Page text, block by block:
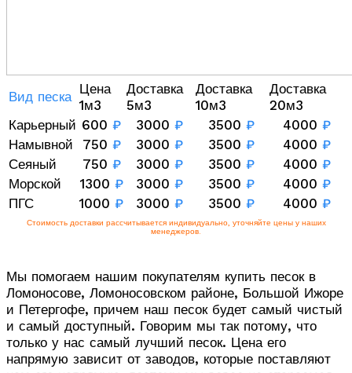
Вид песка Цена
1м3
Доставка
5м3
Доставка
10м3
Доставка
20м3
Карьерный 600 ₽ 3000 ₽ 3500 ₽ 4000 ₽
Намывной
750 ₽ 3000 ₽ 3500 ₽ 4000 ₽
Сеяный
750 ₽ 3000 ₽ 3500 ₽ 4000 ₽
Морской
1300 ₽ 3000 ₽ 3500 ₽ 4000 ₽
ПГС
1000 ₽ 3000 ₽ 3500 ₽ 4000 ₽
Стоимость доставки рассчитывается индивидуально, уточняйте цены у наших
менеджеров.
Мы помогаем нашим покупателям купить песок в
Ломоносове, Ломоносовском районе, Большой Ижоре
и Петергофе, причем наш песок будет самый чистый
и самый доступный. Говорим мы так потому, что
только у нас самый лучший песок. Цена его
напрямую зависит от заводов, которые поставляют